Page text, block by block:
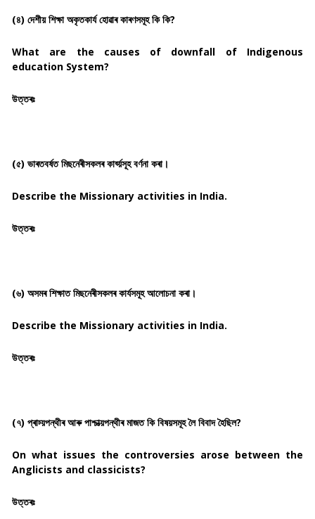
(৪) দেশীয় শিক্ষা অকৃতকাৰ্য হোৱাৰ কাৰণসমূহ কি কি?
What are the causes of downfall of Indigenous
education System?
উত্তৰঃ
(৫) ভাৰতবৰ্ষত মিছনেৰীসকলৰ কাৰ্য্য়সূহ বৰ্ণনা কৰা।
Describe the Missionary activities in India.
উত্তৰঃ
(৬) অসমৰ শিক্ষাত মিছনেৰীসকলৰ কাৰ্যসমূহ আলোচনা কৰা।
Describe the Missionary activities in India.
উত্তৰঃ
(৭) প্ৰাচ্য়পন্থীৰ আৰু পাশ্চাত্য়পন্থীৰ মাজত কি বিষয়সমূহ লৈ বিবাদ হৈছিল?
On what issues the controversies arose between the
Anglicists and classicists?
উত্তৰঃ